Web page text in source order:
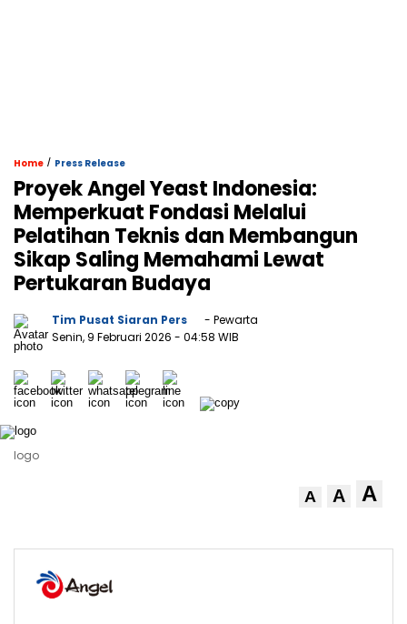
Home / Press Release
Proyek Angel Yeast Indonesia:
Memperkuat Fondasi Melalui
Pelatihan Teknis dan Membangun
Sikap Saling Memahami Lewat
Pertukaran Budaya
Tim Pusat Siaran Pers
- Pewarta
Senin, 9 Februari 2026 - 04:58 WIB
logo
A A A